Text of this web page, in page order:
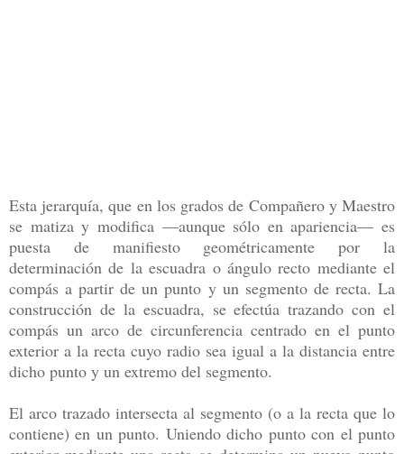
Esta jerarquía, que en los grados de Compañero y Maestro
se matiza y modifica —aunque sólo en apariencia— es
puesta de manifiesto geométricamente por la
determinación de la escuadra o ángulo recto mediante el
compás a partir de un punto y un segmento de recta. La
construcción de la escuadra, se efectúa trazando con el
compás un arco de circunferencia centrado en el punto
exterior a la recta cuyo radio sea igual a la distancia entre
dicho punto y un extremo del segmento.
El arco trazado intersecta al segmento (o a la recta que lo
contiene) en un punto. Uniendo dicho punto con el punto